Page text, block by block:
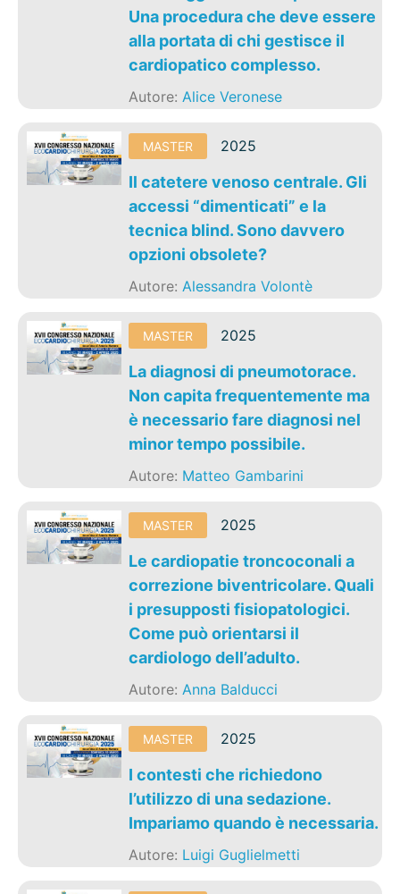
Una procedura che deve essere
alla portata di chi gestisce il
cardiopatico complesso.
Autore:Alice Veronese
MASTER 2025
Il catetere venoso centrale. Gli
accessi “dimenticati” e la
tecnica blind. Sono davvero
opzioni obsolete?
Autore:Alessandra Volontè
MASTER 2025
La diagnosi di pneumotorace.
Non capita frequentemente ma
è necessario fare diagnosi nel
minor tempo possibile.
Autore: Matteo Gambarini
MASTER 2025
Le cardiopatie troncoconali a
correzione biventricolare. Quali
i presupposti fisiopatologici.
Come può orientarsi il
cardiologo dell’adulto.
Autore:Anna Balducci
MASTER 2025
I contesti che richiedono
l’utilizzo di una sedazione.
Impariamo quando è necessaria.
Autore: Luigi Guglielmetti